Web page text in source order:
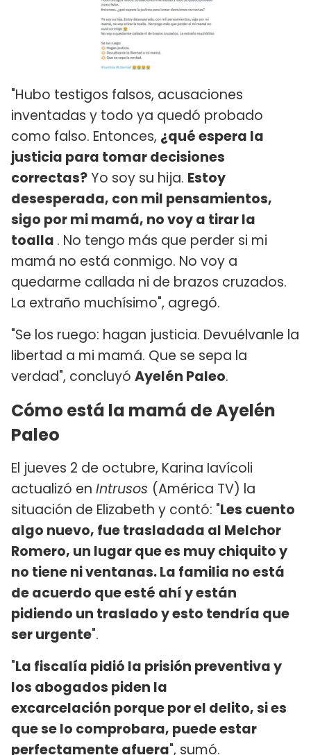
"Hubo testigos falsos, acusaciones
inventadas y todo ya quedó probado
como falso. Entonces, ¿qué espera la
justicia para tomar decisiones
correctas?Yo soy su hija. Estoy
desesperada, con mil pensamientos,
sigo por mi mamá, no voy a tirar la
toalla . No tengo más que perder si mi
mamá no está conmigo. No voy a
quedarme callada ni de brazos cruzados.
La extraño muchísimo", agregó.
"Se los ruego: hagan justicia. Devuélvanle la
libertad a mi mamá. Que se sepa la
verdad", concluyó Ayelén Paleo.
Cómo está la mamá de Ayelén
Paleo
El jueves 2 de octubre, Karina Iavícoli
actualizó en Intrusos (América TV) la
situación de Elizabeth y contó: "Les cuento
algo nuevo, fue trasladada al Melchor
Romero, un lugar que es muy chiquito y
no tiene ni ventanas. La familia no está
de acuerdo que esté ahí y están
pidiendo un traslado y esto tendría que
ser urgente".
"La fiscalía pidió la prisión preventiva y
los abogados piden la
excarcelación porque por el delito, si es
que se lo comprobara, puede estar
perfectamente afuera", sumó.